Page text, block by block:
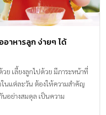
าหารลูก ง่ายๆ ได้
ย เลี้ยงลูกไปด้วย มีภาระหน้าที่
นแต่ละวัน ต้องให้ความสำคัญ
นอย่างสมดุล เป็นความ